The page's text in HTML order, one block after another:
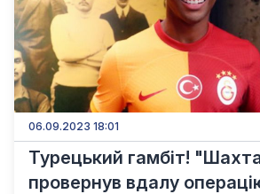
06.09.2023 18:01
Турецький гамбіт!
провернув вдалу